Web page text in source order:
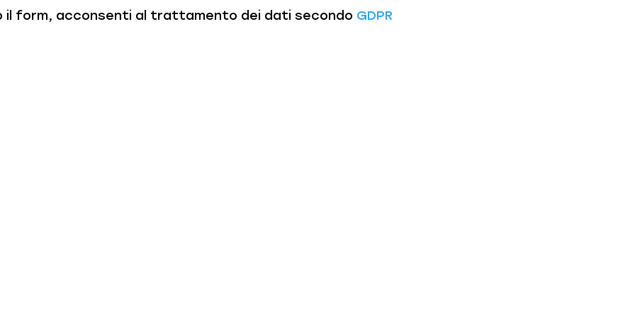
il form, acconsenti al trattamento dei dati secondo GDPR